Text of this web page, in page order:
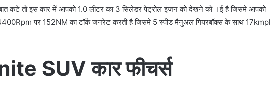
कटे तो इस कार में आपको 1.0 लीटर का 3 सिलेडर पेट्रोल इंजन को देखने को ।ई है जिसमे आपको
पर 152NM का टॉर्क जनरेट करती है जिसमे 5 स्पीड मैनुअल गियरबॉक्स के साथ 17kmpl
SUV कार फीचर्स